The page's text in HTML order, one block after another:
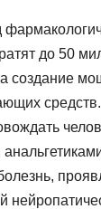
до 50
создание